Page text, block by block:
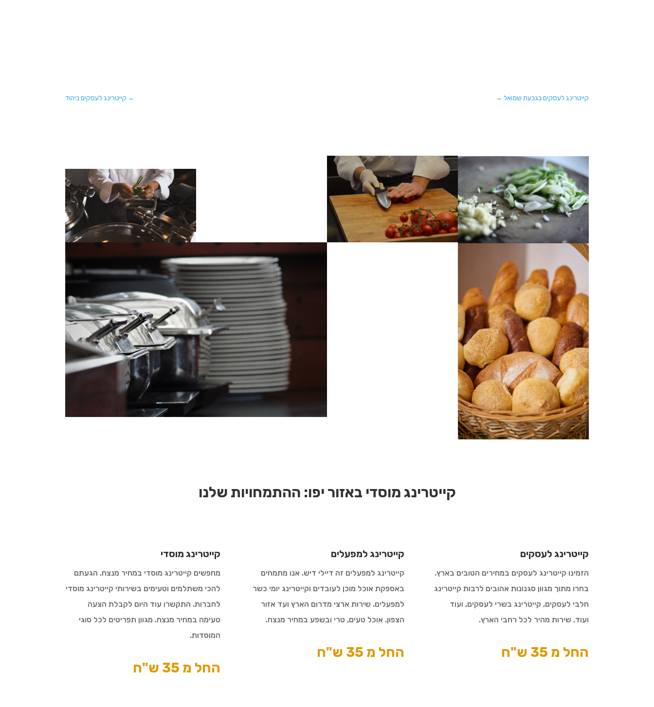
← קייטרינג לעסקים ביהוד קייטרינג לעסקים בגבעת שמואל →
קייטרינג מוסדי באזור יפו: ההתמחויות שלנו
קייטרינג מוסדי
מחפשים קייטרינג מוסדי במחיר מנצח. הגעתם
להכי משתלמים וטעימים בשירותי קייטרינג מוסדי
לחברות. התקשרו עוד היום לקבלת הצעה
טעימה במחיר מנצח. מגוון תפריטים לכל סוגי
המוסדות.
החל מ 35 ש"ח
קייטרינג למפעלים
קייטרינג למפעלים זה דיילי דיש. אנו מתמחים
באספקת אוכל מוכן לעובדים וקייטרינג יומי כשר
למפעלים. שירות ארצי מדרום הארץ ועד אזור
הצפון. אוכל טעים, טרי ובשפע במחיר מנצח.
החל מ 35 ש"ח
קייטרינג לעסקים
הזמינו קייטרינג לעסקים במחירים הטובים בארץ.
בחרו מתוך מגוון סגנונות אהובים לרבות קייטרינג
חלבי לעסקים, קייטרינג בשרי לעסקים, ועוד
ועוד. שירות מהיר לכל רחבי הארץ.
החל מ 35 ש"ח